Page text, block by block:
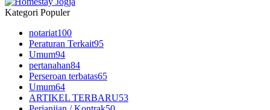
Kategori Populer
notariat100
Peraturan Terkait95
Umum94
pertanahan84
Perseroan terbatas65
Umum64
ARTIKEL TERBARU53